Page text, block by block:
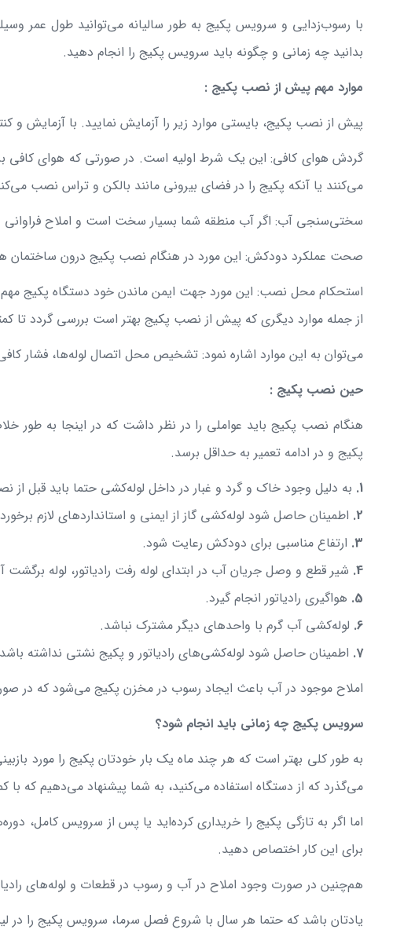
با رسوب‌زدایی و سرویس پکیج به طور سالیانه می‌توانید طول عمر
بدانید چه زمانی و چگونه باید سرویس پکیج را انجام دهید.
موارد مهم پیش از نصب پکیج :
پیش از نصب پکیج، بایستی موارد زیر را آزمایش نمایید. با آزمایش و
گردش هوای کافی: این یک شرط اولیه است. در صورتی که هوای کافی
می‌کنند یا آنکه پکیج را در فضای بیرونی مانند بالکن و تراس نصب
سختی‌سنجی آب: اگر آب منطقه شما بسیار سخت است و املاح فراوانی
صحت عملکرد دودکش: این مورد در هنگام نصب پکیج درون ساختمان هم
استحکام محل نصب: این مورد جهت ایمن ماندن خود دستگاه پکیج
از جمله موارد دیگری که پیش از نصب پکیج بهتر است بررسی گردد تا
می‌توان به این موارد اشاره نمود: تشخیص محل اتصال لوله‌ها،
حین نصب پکیج :
هنگام نصب پکیج باید عواملی را در نظر داشت که در اینجا به طور
پکیج و در ادامه تعمیر به حداقل برسد.
1. به دلیل وجود خاک و گرد و غبار در داخل لوله‌کشی حتما باید قبل
2. اطمینان حاصل شود لوله‌کشی گاز از ایمنی و استانداردهای لازم
3. ارتفاع مناسبی برای دودکش رعایت شود.
4. شیر قطع و وصل جریان آب در ابتدای لوله رفت رادیاتور، لوله
5. هواگیری رادیاتور انجام گیرد.
6. لوله‌کشی آب گرم با واحدهای دیگر مشترک نباشد.
7. اطمینان حاصل شود لوله‌کشی‌های رادیاتور و پکیج نشتی نداشته
املاح موجود در آب باعث ایجاد رسوب در مخزن پکیج می‌شود که در
سرویس پکیج چه زمانی باید انجام شود؟
به طور کلی بهتر است که هر چند ماه یک بار خودتان پکیج را مورد
می‌گذرد که از دستگاه استفاده می‌کنید، به شما پیشنهاد می‌دهیم
اما اگر به تازگی پکیج را خریداری کرده‌اید یا پس از سرویس کامل،
برای این کار اختصاص دهید.
هم‌چنین در صورت وجود املاح در آب و رسوب در قطعات و لوله‌های
یادتان باشد که حتما هر سال با شروع فصل سرما، سرویس پکیج را در